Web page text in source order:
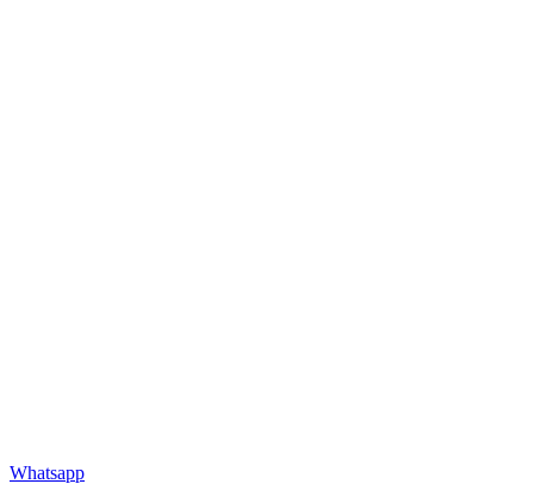
Whatsapp